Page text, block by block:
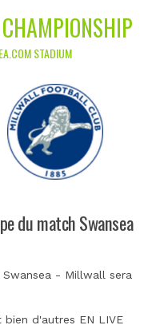
STADIUM
du match Swansea
- Millwall sera
d'autres EN LIVE